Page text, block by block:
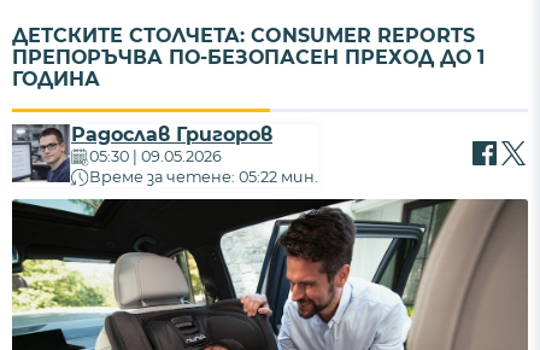
ДЕТСКИТЕ СТОЛЧЕТА: CONSUMER REPORTS
ПРЕПОРЪЧВА ПО-БЕЗОПАСЕН ПРЕХОД ДО 1
ГОДИНА
Радослав Григоров
05:30 | 09.05.2026
Време за четене: 05:22 мин.